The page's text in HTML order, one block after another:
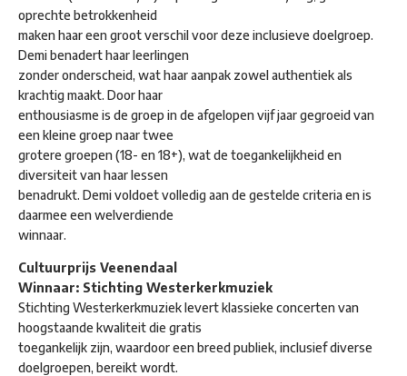
oprechte betrokkenheid
maken haar een groot verschil voor deze inclusieve doelgroep.
Demi benadert haar leerlingen
zonder onderscheid, wat haar aanpak zowel authentiek als
krachtig maakt. Door haar
enthousiasme is de groep in de afgelopen vijf jaar gegroeid van
een kleine groep naar twee
grotere groepen (18- en 18+), wat de toegankelijkheid en
diversiteit van haar lessen
benadrukt. Demi voldoet volledig aan de gestelde criteria en is
daarmee een welverdiende
winnaar.
Cultuurprijs Veenendaal
Winnaar: Stichting Westerkerkmuziek
Stichting Westerkerkmuziek levert klassieke concerten van
hoogstaande kwaliteit die gratis
toegankelijk zijn, waardoor een breed publiek, inclusief diverse
doelgroepen, bereikt wordt.